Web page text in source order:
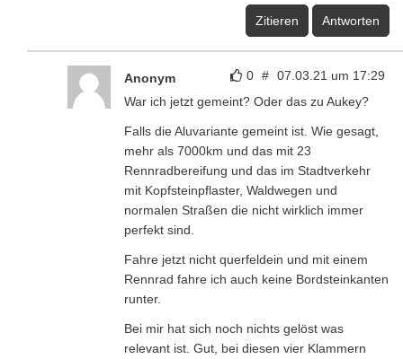
Zitieren Antworten
0 # 07.03.21 um 17:29
Anonym
War ich jetzt gemeint? Oder das zu Aukey?
Falls die Aluvariante gemeint ist. Wie gesagt,
mehr als 7000km und das mit 23
Rennradbereifung und das im Stadtverkehr
mit Kopfsteinpflaster, Waldwegen und
normalen Straßen die nicht wirklich immer
perfekt sind.
Fahre jetzt nicht querfeldein und mit einem
Rennrad fahre ich auch keine Bordsteinkanten
runter.
Bei mir hat sich noch nichts gelöst was
relevant ist. Gut, bei diesen vier Klammern